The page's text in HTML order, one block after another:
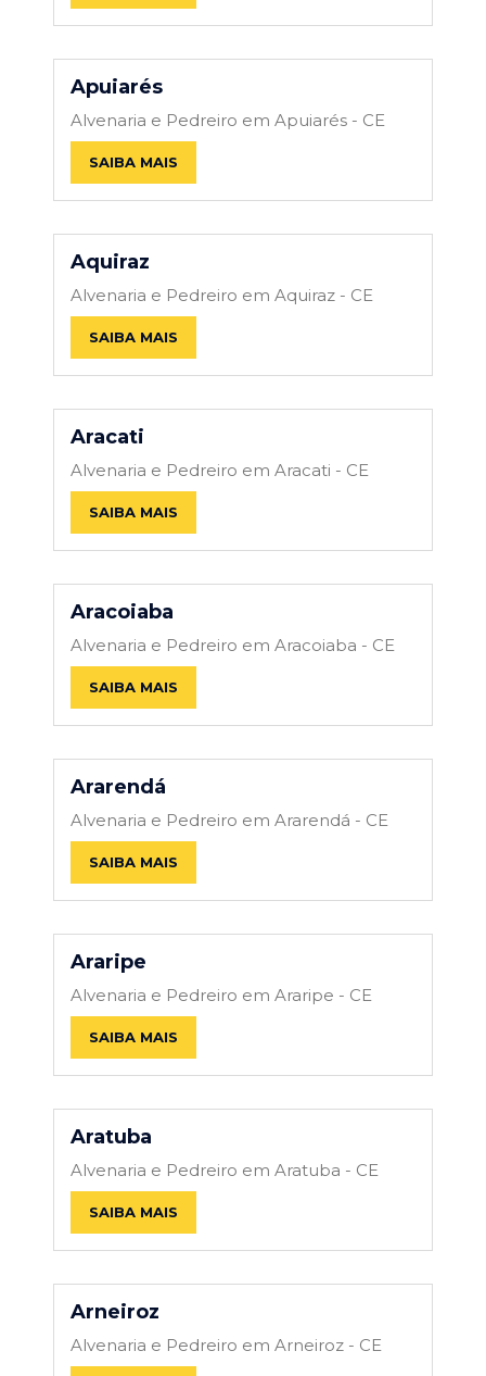
Apuiarés
Alvenaria e Pedreiro em Apuiarés - CE
SAIBA MAIS
Aquiraz
Alvenaria e Pedreiro em Aquiraz - CE
SAIBA MAIS
Aracati
Alvenaria e Pedreiro em Aracati - CE
SAIBA MAIS
Aracoiaba
Alvenaria e Pedreiro em Aracoiaba - CE
SAIBA MAIS
Ararendá
Alvenaria e Pedreiro em Ararendá - CE
SAIBA MAIS
Araripe
Alvenaria e Pedreiro em Araripe - CE
SAIBA MAIS
Aratuba
Alvenaria e Pedreiro em Aratuba - CE
SAIBA MAIS
Arneiroz
Alvenaria e Pedreiro em Arneiroz - CE